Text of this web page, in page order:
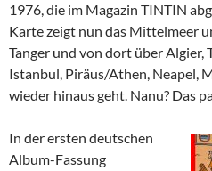
1976, die im Magazin TINTIN
Karte zeigt nun das Mittelmeer
Tanger und von dort über Algier,
Istanbul, Piräus/Athen, Neapel,
wieder hinaus geht. Nanu? Das
In der ersten deutschen
Album-Fassung